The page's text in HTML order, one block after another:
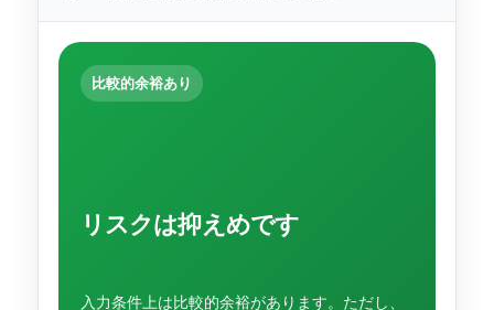
比較的余裕あり
リスクは抑えめです
入力条件上は比較的余裕があります。ただし、